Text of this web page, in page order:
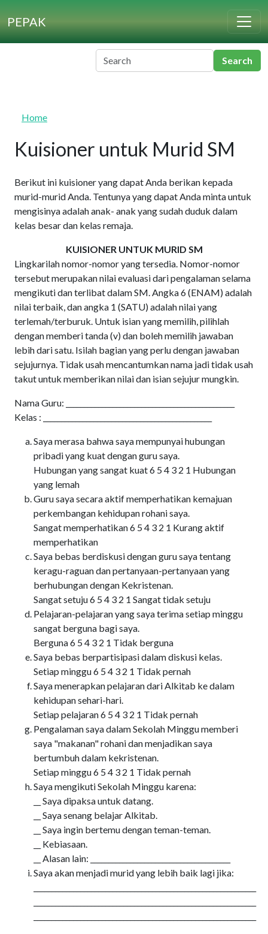
PEPAK
Home
Kuisioner untuk Murid SM
Berikut ini kuisioner yang dapat Anda berikan kepada
murid-murid Anda. Tentunya yang dapat Anda minta untuk
mengisinya adalah anak- anak yang sudah duduk dalam
kelas besar dan kelas remaja.
KUISIONER UNTUK MURID SM
Lingkarilah nomor-nomor yang tersedia. Nomor-nomor
tersebut merupakan nilai evaluasi dari pengalaman selama
mengikuti dan terlibat dalam SM. Angka 6 (ENAM) adalah
nilai terbaik, dan angka 1 (SATU) adalah nilai yang
terlemah/terburuk. Untuk isian yang memilih, pilihlah
dengan memberi tanda (v) dan boleh memilih jawaban
lebih dari satu. Isilah bagian yang perlu dengan jawaban
sejujurnya. Tidak usah mencantumkan nama jadi tidak usah
takut untuk memberikan nilai dan isian sejujur mungkin.
Nama Guru: _______________________________________________
Kelas : _______________________________________________
Saya merasa bahwa saya mempunyai hubungan
pribadi yang kuat dengan guru saya.
Hubungan yang sangat kuat 6 5 4 3 2 1 Hubungan
yang lemah
Guru saya secara aktif memperhatikan kemajuan
perkembangan kehidupan rohani saya.
Sangat memperhatikan 6 5 4 3 2 1 Kurang aktif
memperhatikan
Saya bebas berdiskusi dengan guru saya tentang
keragu-raguan dan pertanyaan-pertanyaan yang
berhubungan dengan Kekristenan.
Sangat setuju 6 5 4 3 2 1 Sangat tidak setuju
Pelajaran-pelajaran yang saya terima setiap minggu
sangat berguna bagi saya.
Berguna 6 5 4 3 2 1 Tidak berguna
Saya bebas berpartisipasi dalam diskusi kelas.
Setiap minggu 6 5 4 3 2 1 Tidak pernah
Saya menerapkan pelajaran dari Alkitab ke dalam
kehidupan sehari-hari.
Setiap pelajaran 6 5 4 3 2 1 Tidak pernah
Pengalaman saya dalam Sekolah Minggu memberi
saya "makanan" rohani dan menjadikan saya
bertumbuh dalam kekristenan.
Setiap minggu 6 5 4 3 2 1 Tidak pernah
Saya mengikuti Sekolah Minggu karena:
__ Saya dipaksa untuk datang.
__ Saya senang belajar Alkitab.
__ Saya ingin bertemu dengan teman-teman.
__ Kebiasaan.
__ Alasan lain: _______________________________________
Saya akan menjadi murid yang lebih baik lagi jika: